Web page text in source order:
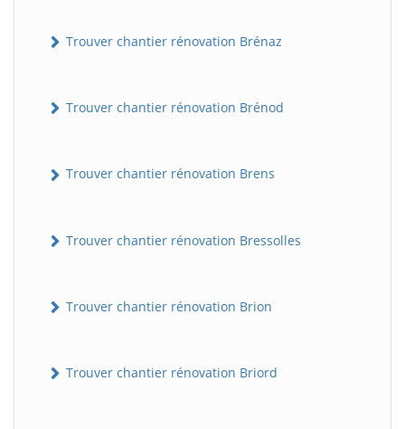
Trouver chantier rénovation Brénaz
Trouver chantier rénovation Brénod
Trouver chantier rénovation Brens
Trouver chantier rénovation Bressolles
Trouver chantier rénovation Brion
Trouver chantier rénovation Briord